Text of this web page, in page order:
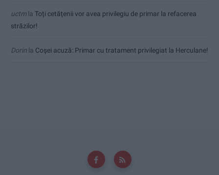
uctmla Toți cetățenii vor avea privilegiu de primar la refacerea
străzilor!
Dorin la Coșei acuză: Primar cu tratament privilegiat la Herculane!